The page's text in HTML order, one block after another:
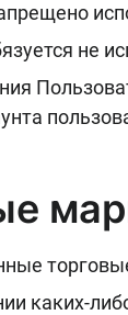
не
каких-